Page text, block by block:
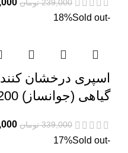
239,000 تومان
-18%
Sold out
اسپری درخشان
گیاهی (جوانساز) 200 میلی لیتر
339,000 تومان
-17%
Sold out